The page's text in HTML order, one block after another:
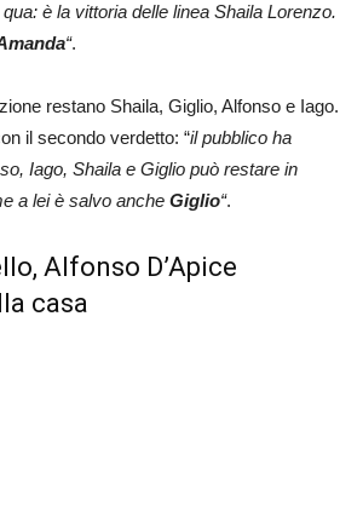
è la vittoria delle linea Shaila Lorenzo.
“.
restano Shaila, Giglio, Alfonso e Iago.
il secondo verdetto: “il pubblico ha
Iago, Shaila e Giglio può restare in
a lei è salvo anche Giglio“.
Alfonso D’Apice
casa